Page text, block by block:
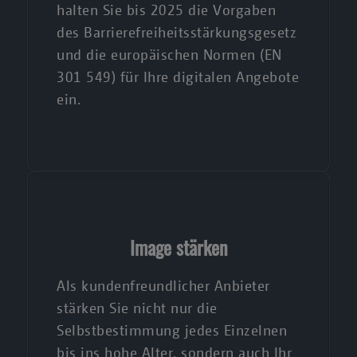
halten Sie bis 2025 die Vorgaben
des Barrierefreiheitsstärkungsgesetz
und die europäischen Normen (EN
301 549) für Ihre digitalen Angebote
ein.
Image stärken
Als kundenfreundlicher Anbieter
stärken Sie nicht nur die
Selbstbestimmung jedes Einzelnen
bis ins hohe Alter, sondern auch Ihr